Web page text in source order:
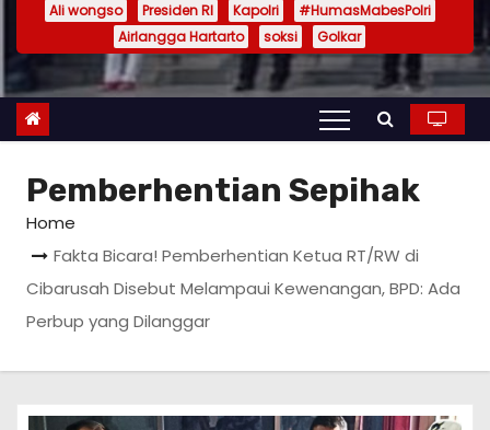
Ali wongso Presiden RI Kapolri
#HumasMabesPolri
Airlangga Hartarto
soksi Golkar
Pemberhentian Sepihak
Home
Fakta Bicara! Pemberhentian Ketua RT/RW di
Cibarusah Disebut Melampaui Kewenangan, BPD: Ada
Perbup yang Dilanggar